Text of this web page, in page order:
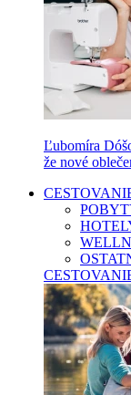
Ľubomíra
že nové